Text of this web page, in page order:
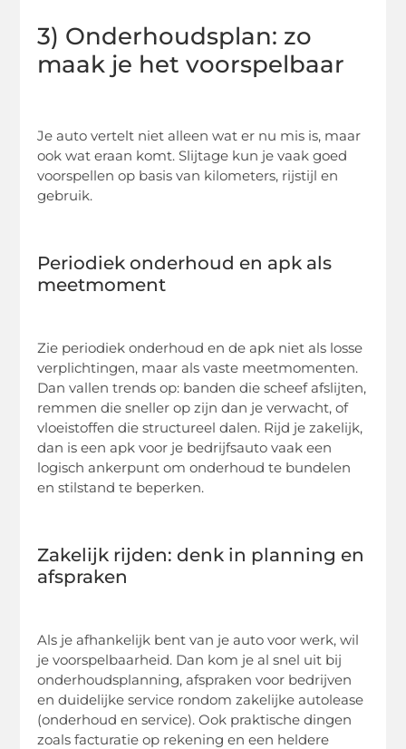
3) Onderhoudsplan: zo
maak je het voorspelbaar
Je auto vertelt niet alleen wat er nu mis is, maar
ook wat eraan komt. Slijtage kun je vaak goed
voorspellen op basis van kilometers, rijstijl en
gebruik.
Periodiek onderhoud en apk als
meetmoment
Zie periodiek onderhoud en de apk niet als losse
verplichtingen, maar als vaste meetmomenten.
Dan vallen trends op: banden die scheef afslijten,
remmen die sneller op zijn dan je verwacht, of
vloeistoffen die structureel dalen. Rijd je zakelijk,
dan is een apk voor je bedrijfsauto vaak een
logisch ankerpunt om onderhoud te bundelen
en stilstand te beperken.
Zakelijk rijden: denk in planning en
afspraken
Als je afhankelijk bent van je auto voor werk, wil
je voorspelbaarheid. Dan kom je al snel uit bij
onderhoudsplanning, afspraken voor bedrijven
en duidelijke service rondom zakelijke autolease
(onderhoud en service). Ook praktische dingen
zoals facturatie op rekening en een heldere